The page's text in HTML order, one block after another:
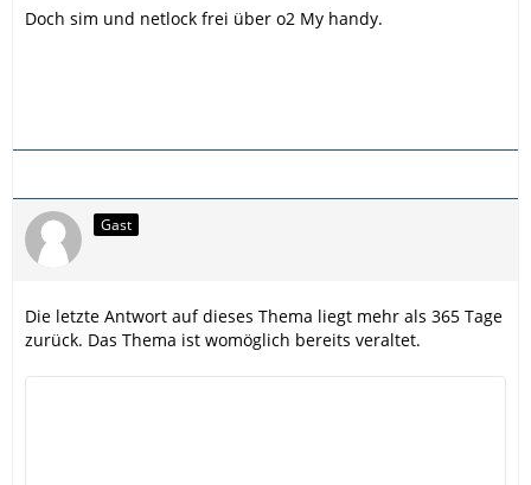
Doch sim und netlock frei über o2 My handy.
Gast
Die letzte Antwort auf dieses Thema liegt mehr als 365 Tage
zurück. Das Thema ist womöglich bereits veraltet.